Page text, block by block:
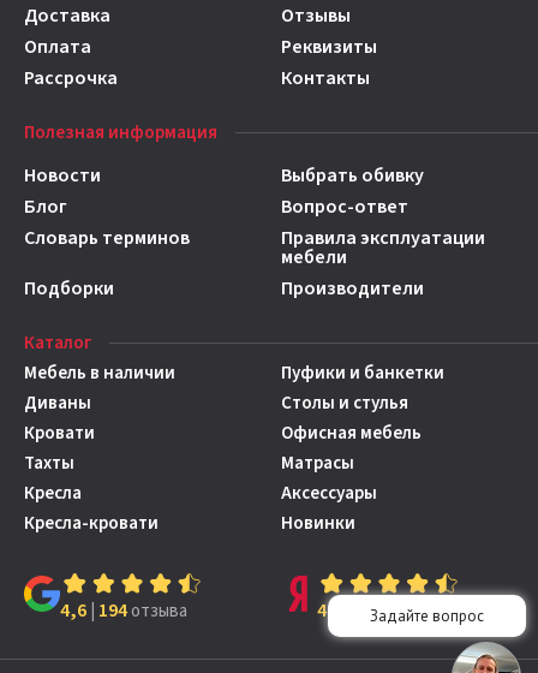
Доставка
Отзывы
Оплата
Реквизиты
Рассрочка
Контакты
Полезная информация
Новости
Выбрать обивку
Блог
Вопрос-ответ
Словарь терминов
Правила эксплуатации
мебели
Подборки
Производители
Каталог
Мебель в наличии
Диваны
Кровати
Тахты
Кресла
Кресла-кровати
Пуфики и банкетки
Столы и стулья
Офисная мебель
Матрасы
Аксессуары
Новинки
4,6| 194отзыва 4,7 149отзывов